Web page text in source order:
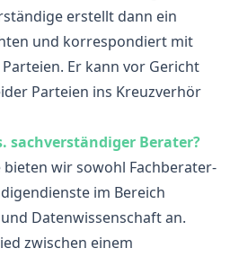
erstellt dann ein
und korrespondiert mit
Er kann vor Gericht
Parteien ins Kreuzverhör
sachverständiger Berater?
bieten wir sowohl Fachberater-
im Bereich
Datenwissenschaft an.
zwischen einem